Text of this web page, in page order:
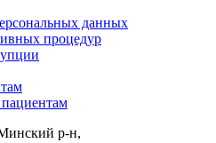
данных
процедур
р-н,